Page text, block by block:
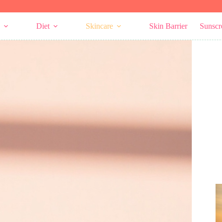
Diet Skincare Skin Barrier